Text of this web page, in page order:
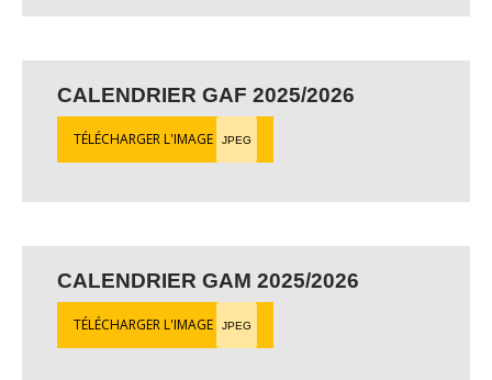
CALENDRIER GAF 2025/2026
TÉLÉCHARGER L'IMAGE JPEG
CALENDRIER GAM 2025/2026
TÉLÉCHARGER L'IMAGE JPEG